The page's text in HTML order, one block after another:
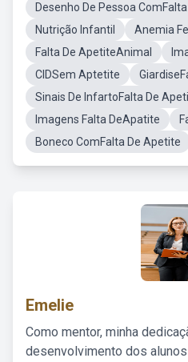
Desenho De Pessoa
Nutrição Infantil
Anemia
Falta De ApetiteAnimal
CIDSem Aptetite
Sinais De InfartoFalta De
Imagens Falta DeApatite
Boneco ComFalta De Apetite
Emelie
Como mentor, minha
desenvolvimento dos